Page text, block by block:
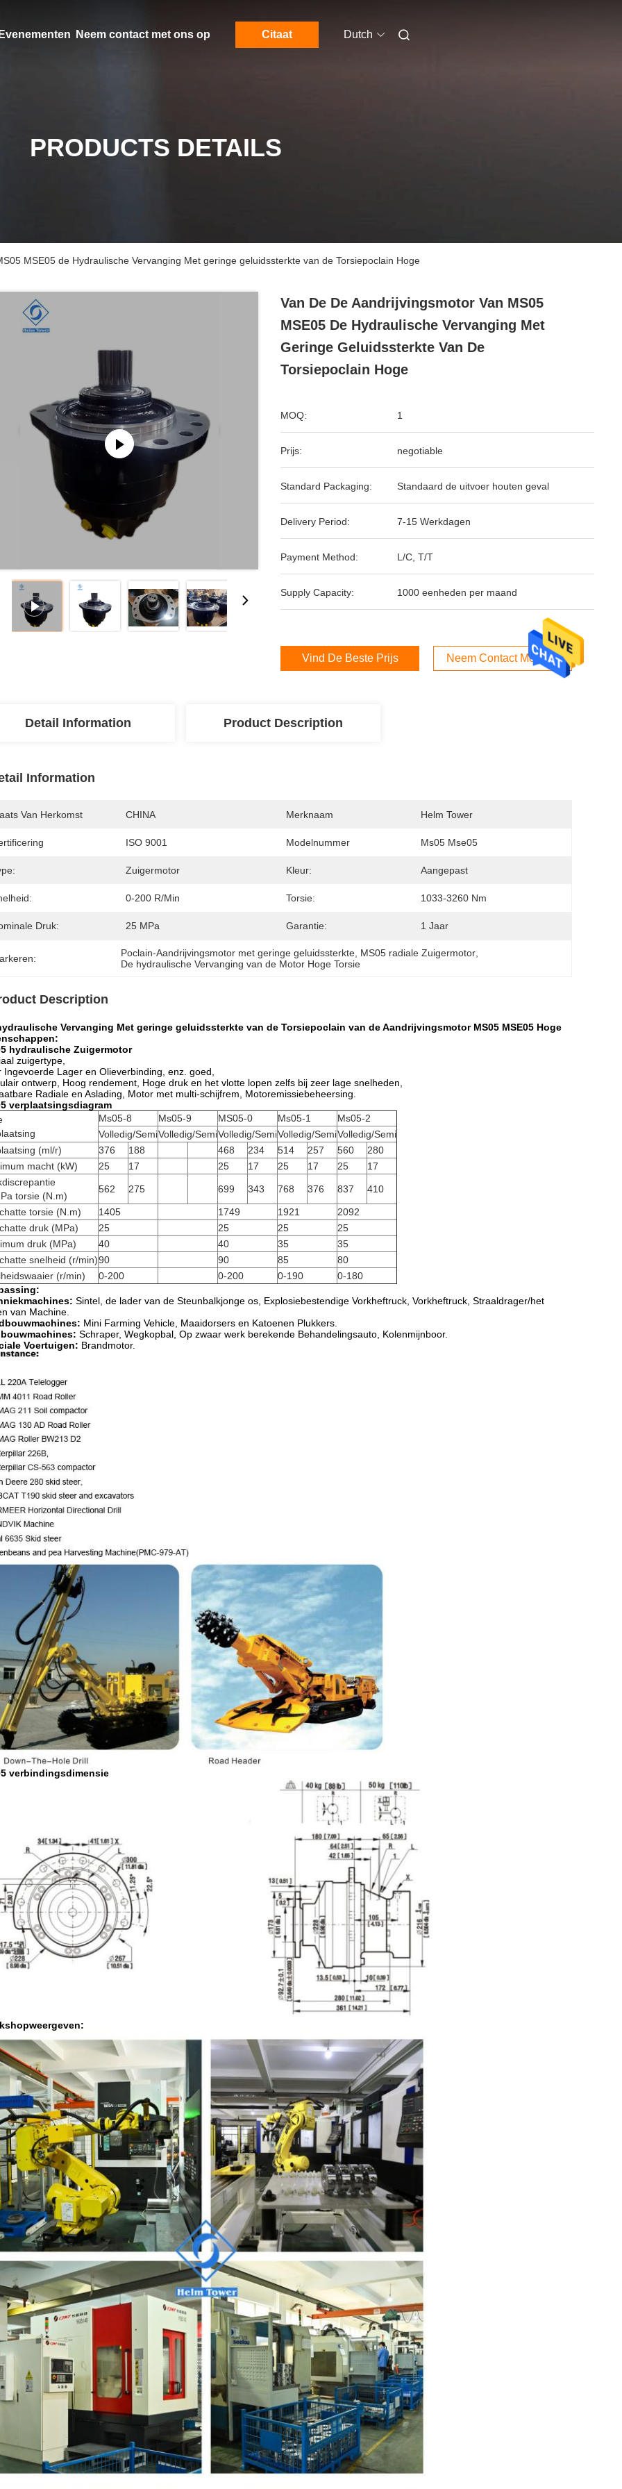
Neem contact met ons op Citaat Dutch
PRODUCTS DETAILS
MSE05 de Hydraulische Vervanging Met geringe geluidssterkte van de Torsiepoclain Hoge
Van De De Aandrijvingsmotor Van MS05
MSE05 De Hydraulische Vervanging Met
Geringe Geluidssterkte Van De
Torsiepoclain Hoge
MOQ: 1
Prijs: negotiable
Standard Packaging: Standaard de uitvoer houten geval
Delivery Period: 7-15 Werkdagen
Payment Method: L/C, T/T
Supply Capacity: 1000 eenheden per maand
Vind De Beste Prijs Neem Contact Met Ons Op
Detail Information Product Description
Information
Van Herkomst CHINA Merknaam Helm Tower
ISO 9001 Modelnummer Ms05 Mse05
Zuigermotor Kleur: Aangepast
0-200 R/min Torsie: 1033-3260 Nm
Druk: 25 MPa Garantie: 1 Jaar
Poclain-Aandrijvingsmotor met geringe geluidssterkte MS05 radiale Zuigermotor
De hydraulische Vervanging van de Motor Hoge Torsie
Description
Vervanging Met geringe geluidssterkte van de Torsiepoclain van de Aandrijvingsmotor MS05 MSE05 Hoge
hydraulische Zuigermotor
zuigertype,
Ingevoerde Lager en Olieverbinding, enz. goed,
ontwerp, Hoog rendement, Hoge druk en het vlotte lopen zelfs bij zeer lage snelheden,
Radiale en Aslading, Motor met multi-schijfrem, Motoremissiebeheersing.
verplaatsingsdiagram
Ms05-8 Ms05-9 MS05-0 Ms05-1
Ms05-2
Volledig/SemiVolledig/SemiVolledig/SemiVolledig/SemiVolledig/Semi
(ml/r)
376 188 468 234 514 257 560
280
macht (kW)
25 17 25 17 25 17 25
17
torsie (N.m)
562 275 699 343 768 376 837 410
torsie (N.m) 1405 1749 1921
2092
druk (MPa)
25 25 25
25
druk (MPa)
40 40 35
35
snelheid (r/min)90 90 85
80
(r/min)
0-200 0-200 0-190
0-180
Sintel, de lader van de Steunbalkjonge os, Explosiebestendige Vorkheftruck, Vorkheftruck, Straaldrager/het
van Machine.
Mini Farming Vehicle, Maaidorsers en Katoenen Plukkers.
Schraper, Wegkopbal, Op zwaar werk berekende Behandelingsauto, Kolenmijnboor.
Voertuigen: Brandmotor.
verbindingsdimensie